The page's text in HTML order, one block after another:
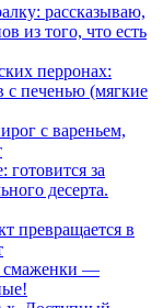
рассказываю,
из того, что есть
перронах:
с печенью (мягкие
с вареньем,
за
десерта.
превращается в
смаженки —